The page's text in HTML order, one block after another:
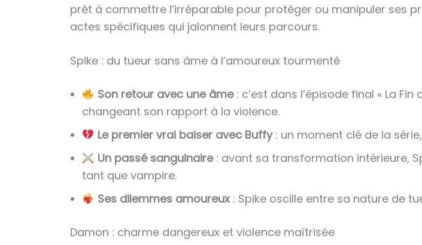
prêt à commettre l’irréparable pour protéger ou manipuler ses
actes spécifiques qui jalonnent leurs parcours.
Spike : du tueur sans âme à l’amoureux tourmenté
Son retour avec une âme: c’est dans l’épisode final « La
changeant son rapport à la violence.
Le premier vrai baiser avec Buffy: un moment clé de la
Un passé sanguinaire: avant sa transformation intérieure,
tant que vampire.
Ses dilemmes amoureux: Spike oscille entre sa nature de
Damon : charme dangereux et violence maîtrisée